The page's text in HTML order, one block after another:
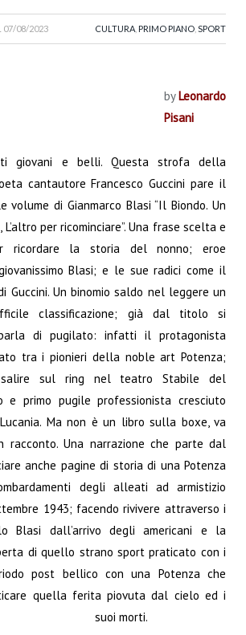
07/08/2023 CULTURA PRIMO PIANO SPORT
byLeonardo
Pisani
giovani e belli. Questa strofa della
cantautore Francesco Guccini pare il
volume di Gianmarco Blasi “Il Biondo. Un
per ricominciare”. Una frase scelta e
ricordare la storia del nonno; eroe
Blasi; e le sue radici come il
Guccini. Un binomio saldo nel leggere un
classificazione; già dal titolo si
di pugilato: infatti il protagonista
tra i pionieri della noble art Potenza;
sul ring nel teatro Stabile del
e primo pugile professionista cresciuto
Ma non è un libro sulla boxe, va
racconto. Una narrazione che parte dal
anche pagine di storia di una Potenza
degli alleati ad armistizio
1943; facendo rivivere attraverso i
Blasi dall’arrivo degli americani e la
di quello strano sport praticato con i
post bellico con una Potenza che
quella ferita piovuta dal cielo ed i
suoi morti.